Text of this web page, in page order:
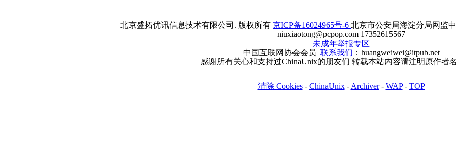
北京盛拓优讯信息技术有限公司. 版权所有 京ICP备16024965号-6 北京市公安局海淀分局网监
niuxiaotong@pcpop.com 17352615567
未成年举报专区
中国互联网协会会员 联系我们 ：huangweiwei@itpub.net
感谢所有关心和支持过ChinaUnix的朋友们 转载本站内容请注明原作者
清除 Cookies- ChinaUnix- Archiver- WAP- TOP